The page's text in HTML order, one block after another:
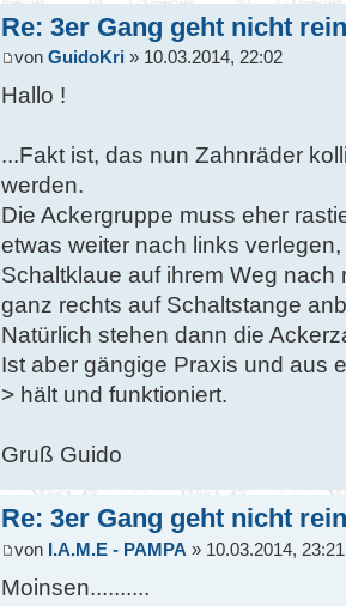
Re: 3er Gang geht nicht
von GuidoKri » 10.03.2014, 22:02
Hallo !
...Fakt ist, das nun Zahnräder
werden.
Die Ackergruppe muss eher
etwas weiter nach links
Schaltklaue auf ihrem Weg
ganz rechts auf Schaltstange
Natürlich stehen dann die
Ist aber gängige Praxis und aus
> hält und funktioniert.
Gruß Guido
Re: 3er Gang geht nicht
von I.A.M.E - PAMPA » 10.03.2014, 23:21
Moinsen..........